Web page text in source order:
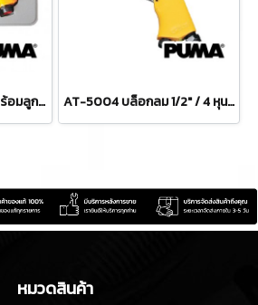
AT-4069K ไขควงลมพร้อมลูกบล็อกลมครบชุด 3/8" / 3 หุน ความเร็วรอบ 7000 RPM แรงบิด 50 FTLBS ท่อลมเข้า 1/4" (2 หุน) แรงดันลม 90 PSI พูม่า "PUMA" AT-5004 บล็อกลม 1/2" / 4 หุน แรงบิด 230 FTLBS ความเร็วรอบ 7000 RPM พูม่า "PUMA"
หมวดสินค้า